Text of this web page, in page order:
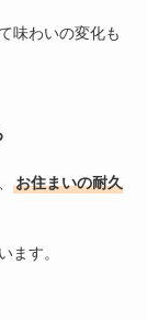
味わいの変化も
お住まいの耐久
ます。